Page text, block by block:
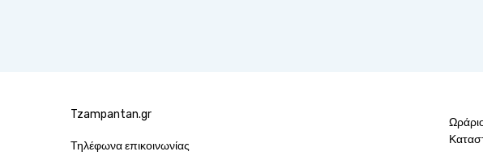
Tzampantan.gr
Τηλέφωνα επικοινωνίας